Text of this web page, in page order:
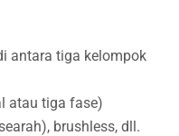
antara tiga kelompok
atau tiga fase)
brushless, dll.